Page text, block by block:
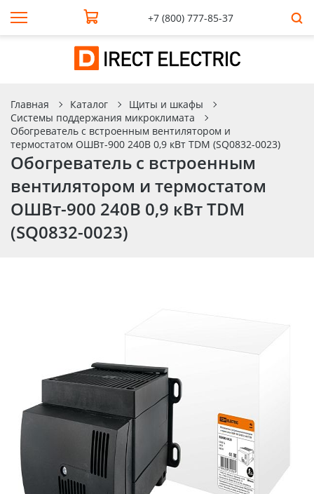
+7 (800) 777-85-37
Главная Каталог
Щиты и шкафы
Системы поддержания микроклимата
Обогреватель с встроенным вентилятором и
термостатом ОШВт-900 240В 0,9 кВт TDM (SQ0832-0023)
Обогреватель с встроенным
вентилятором и термостатом
ОШВт-900 240В 0,9 кВт TDM
(SQ0832-0023)